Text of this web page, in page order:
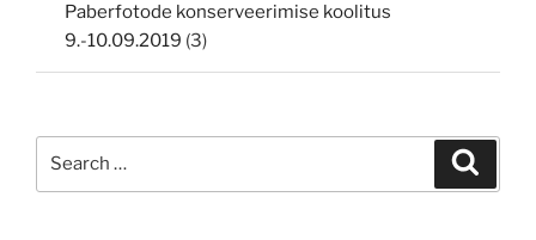
Paberfotode konserveerimise koolitus
9.-10.09.2019 (3)